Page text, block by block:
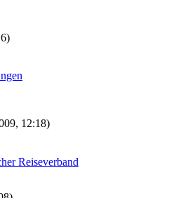
12:18)
Reiseverband